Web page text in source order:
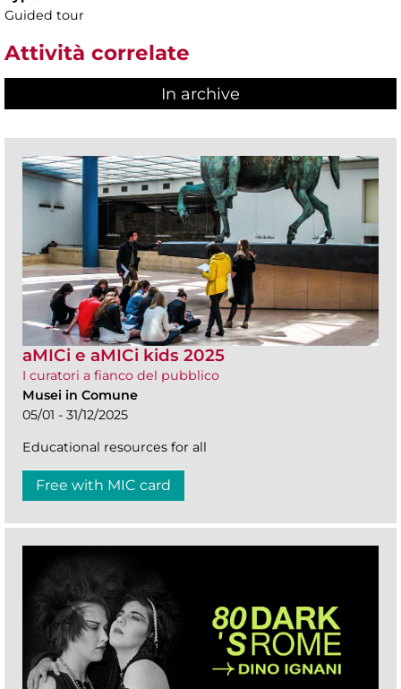
Guided tour
Attività correlate
In archive
aMICi e aMICi kids 2025
I curatori a fianco del pubblico
Musei in Comune
05/01 - 31/12/2025
Educational resources for all
Free with MIC card